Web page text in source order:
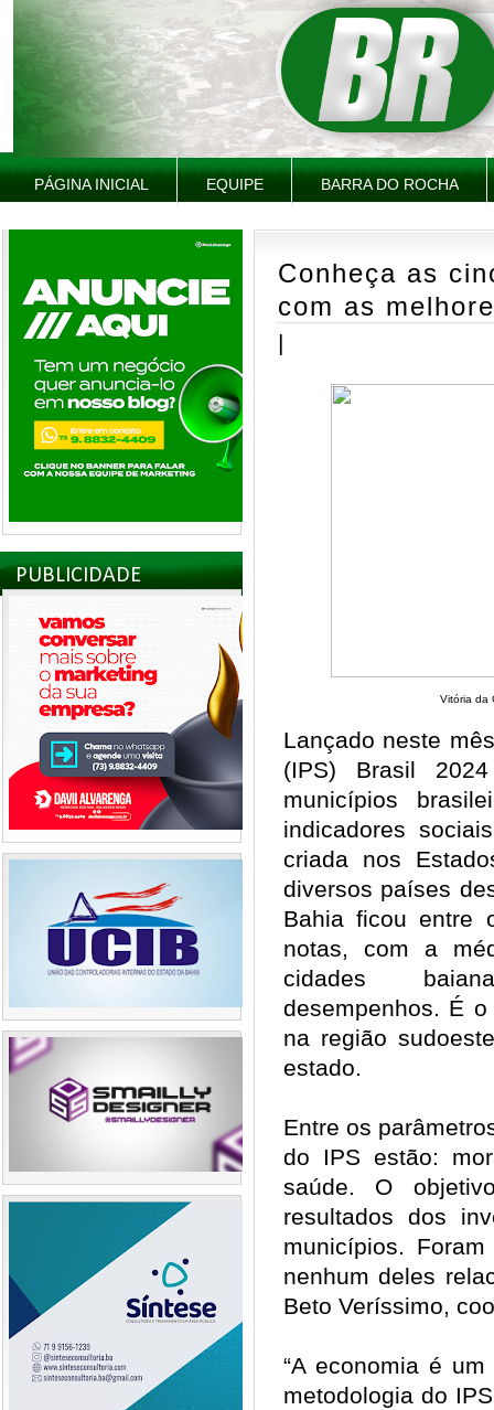
PÁGINA INICIAL EQUIPE BARRA DO ROCHA
PUBLICIDADE
Conheça as
com as
|
Vitória da
Lançado neste
(IPS) Brasil
municípios
indicadores
criada nos
diversos países
Bahia ficou entre
notas, com a
cidades
desempenhos. É
na região
estado.
Entre os
do IPS estão:
saúde. O
resultados dos
municípios.
nenhum deles
Beto Veríssimo,
“A economia é
metodologia do